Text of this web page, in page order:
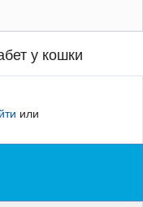
у кошки
или